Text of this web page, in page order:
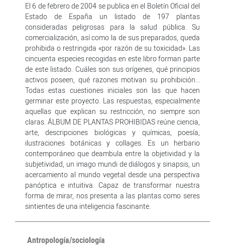
El 6 de febrero de 2004 se publica en el Boletín Oficial del
Estado de España un listado de 197 plantas
consideradas peligrosas para la salud pública. Su
comercialización, así como la de sus preparados, queda
prohibida o restringida «por razón de su toxicidad». Las
cincuenta especies recogidas en este libro forman parte
de este listado. Cuáles son sus orígenes, qué principios
activos poseen, qué razones motivan su prohibición...
Todas estas cuestiones iniciales son las que hacen
germinar este proyecto. Las respuestas, especialmente
aquellas que explican su restricción, no siempre son
claras. ÁLBUM DE PLANTAS PROHIBIDAS reúne ciencia,
arte, descripciones biológicas y químicas, poesía,
ilustraciones botánicas y collages. Es un herbario
contemporáneo que deambula entre la objetividad y la
subjetividad, un imago mundi de diálogos y sinapsis, un
acercamiento al mundo vegetal desde una perspectiva
panóptica e intuitiva. Capaz de transformar nuestra
forma de mirar, nos presenta a las plantas como seres
sintientes de una inteligencia fascinante.
Antropología/sociología